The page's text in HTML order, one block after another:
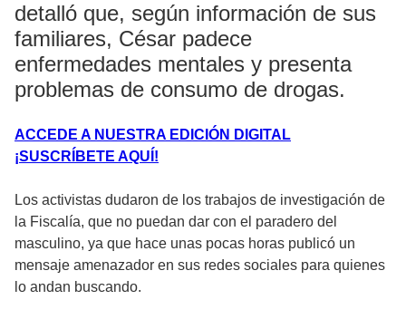
detalló que, según información de sus
familiares, César padece
enfermedades mentales y presenta
problemas de consumo de drogas.
ACCEDE A NUESTRA EDICIÓN DIGITAL
¡SUSCRÍBETE AQUÍ!
Los activistas dudaron de los trabajos de investigación de
la Fiscalía, que no puedan dar con el paradero del
masculino, ya que hace unas pocas horas publicó un
mensaje amenazador en sus redes sociales para quienes
lo andan buscando.